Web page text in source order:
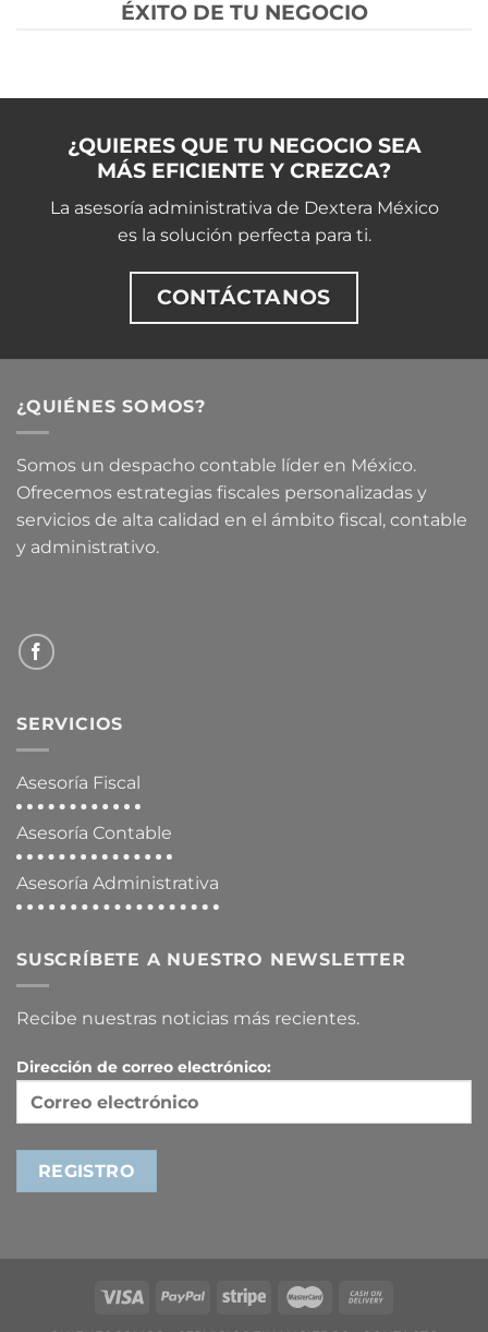
ÉXITO DE TU NEGOCIO
¿QUIERES QUE TU NEGOCIO SEA
MÁS EFICIENTE Y CREZCA?
La asesoría administrativa de Dextera México
es la solución perfecta para ti.
CONTÁCTANOS
¿QUIÉNES SOMOS?
Somos un despacho contable líder en México.
Ofrecemos estrategias fiscales personalizadas y
servicios de alta calidad en el ámbito fiscal, contable
y administrativo.
SERVICIOS
Asesoría Fiscal
Asesoría Contable
Asesoría Administrativa
SUSCRÍBETE A NUESTRO NEWSLETTER
Recibe nuestras noticias más recientes.
Dirección de correo electrónico: